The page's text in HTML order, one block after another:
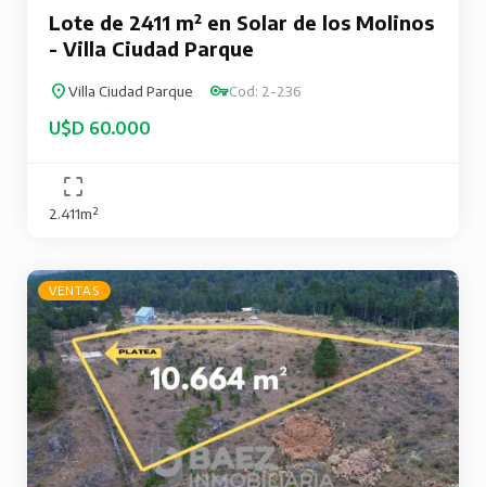
Lote de 2411 m² en Solar de los Molinos
- Villa Ciudad Parque
Villa Ciudad Parque Cod: 2-236
U$D 60.000
2.411m²
VENTAS